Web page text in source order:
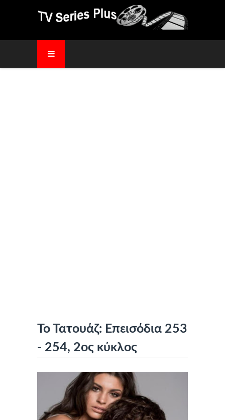
Το Τατουάζ: Επεισόδια 253
- 254, 2ος κύκλος